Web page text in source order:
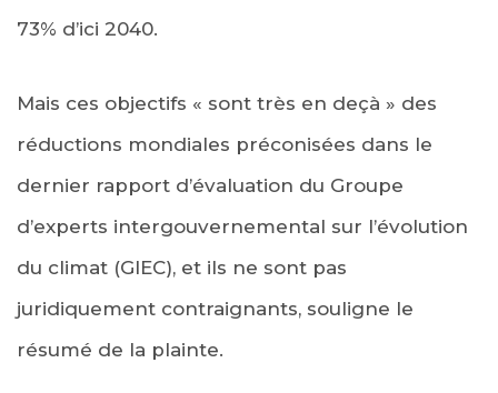
73% d’ici 2040.
Mais ces objectifs « sont très en deçà » des
réductions mondiales préconisées dans le
dernier rapport d’évaluation du Groupe
d’experts intergouvernemental sur l’évolution
du climat (GIEC), et ils ne sont pas
juridiquement contraignants, souligne le
résumé de la plainte.